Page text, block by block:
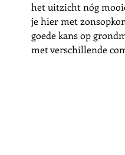
het uitzicht nóg
je hier met
goede kans op
met verschillende